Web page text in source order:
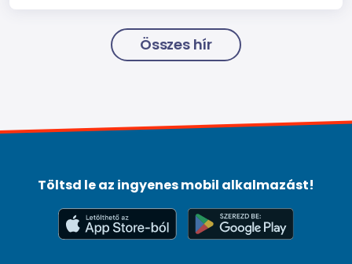
Összes hír
Töltsd le az ingyenes mobil alkalmazást!